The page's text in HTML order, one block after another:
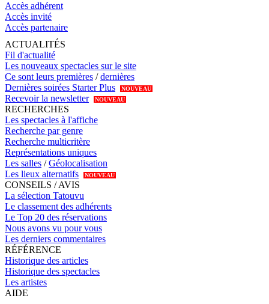
Accès adhérent
Accès invité
Accès partenaire
ACTUALITÉS
Fil d'actualité
Les nouveaux spectacles sur le site
Ce sont leurs premières /dernières
Dernières soirées Starter Plus
NOUVEAU
Recevoir la newsletter NOUVEAU
RECHERCHES
Les spectacles à l'affiche
Recherche par genre
Recherche multicritère
Représentations uniques
Les salles /Géolocalisation
Les lieux alternatifs
NOUVEAU
CONSEILS / AVIS
La sélection Tatouvu
Le classement des adhérents
Le Top 20 des réservations
Nous avons vu pour vous
Les derniers commentaires
RÉFÉRENCE
Historique des articles
Historique des spectacles
Les artistes
AIDE